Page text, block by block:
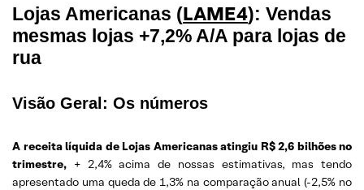
Lojas Americanas (LAME4): Vendas
mesmas lojas +7,2% A/A para lojas de
rua
Visão Geral: Os números
A receita líquida de Lojas Americanas atingiu R$ 2,6 bilhões no
trimestre, + 2,4% acima de nossas estimativas, mas tendo
apresentado uma queda de 1,3% na comparação anual (-2,5% no